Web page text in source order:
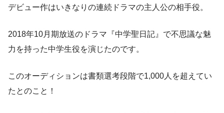
デビュー作はいきなりの連続ドラマの主人公の相手役。
2018年10月期放送のドラマ『中学聖日記』で不思議な魅
力を持った中学生役を演じたのです。
このオーディションは書類選考段階で1,000人を超えてい
たとのこと！